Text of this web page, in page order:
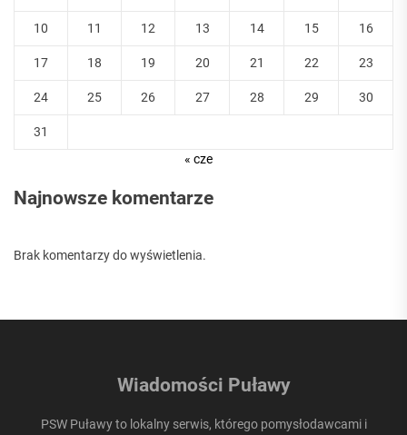
10 11 12 13 14 15 16
17 18 19 20 21 22 23
24 25 26 27 28 29 30
31
« cze
Najnowsze komentarze
Brak komentarzy do wyświetlenia.
Wiadomości Puławy
PSW Puławy to lokalny serwis, którego pomysłodawcami i